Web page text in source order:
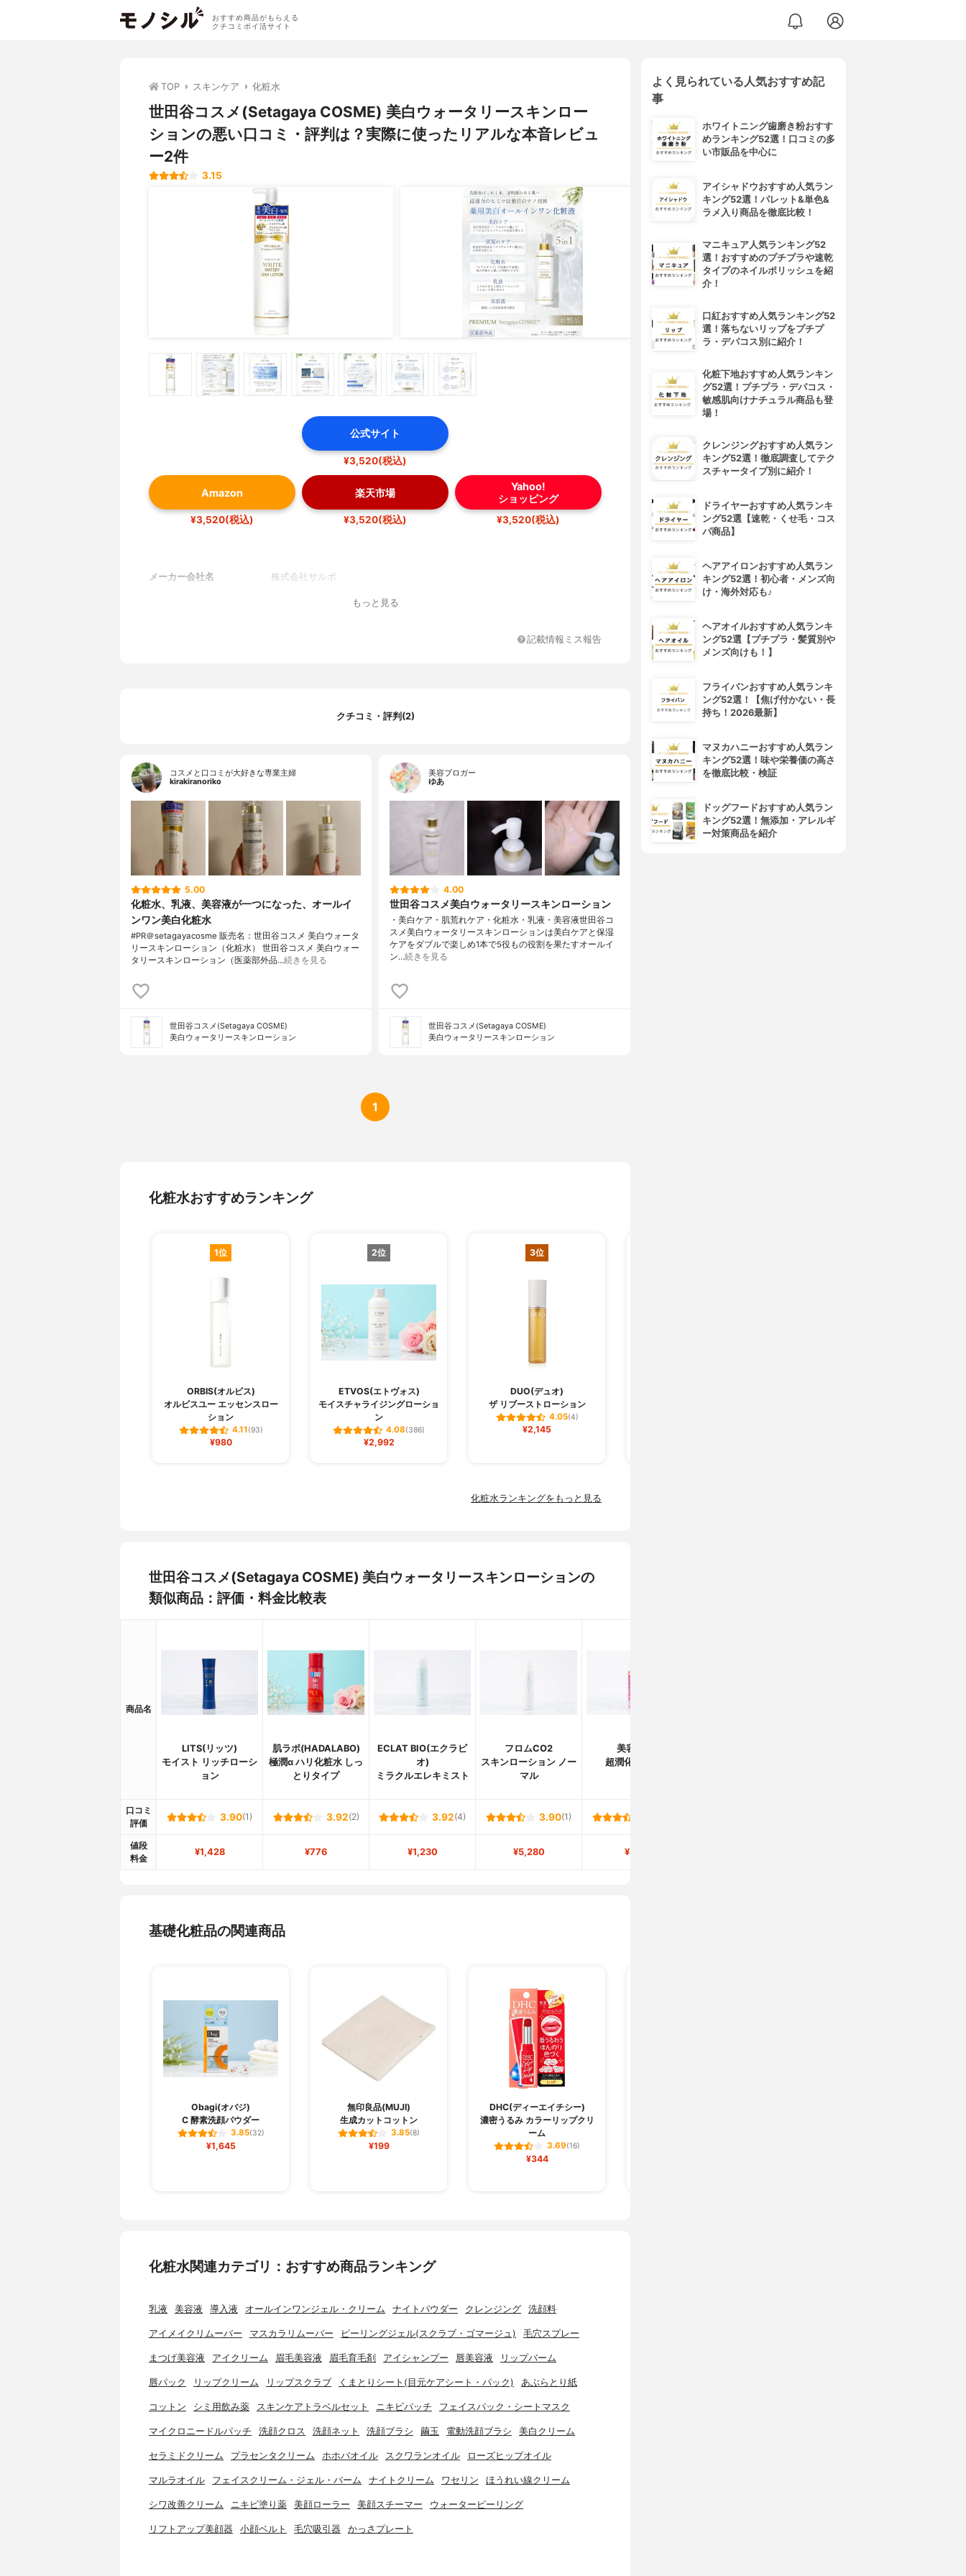
おすすめ商品がもらえる
クチコミポイ活サイト
TOP スキンケア 化粧水
世田谷コスメ(Setagaya COSME) 美白ウォータリースキンロー
ションの悪い口コミ・評判は？実際に使ったリアルな本音レビュ
ー2件
3.15
公式サイト
¥3,520(税込)
Amazon
¥3,520(税込)
楽天市場
¥3,520(税込)
Yahoo!
ショッピング
¥3,520(税込)
メーカー会社名 株式会社サルボ
もっと見る
記載情報ミス報告
クチコミ・評判(2)
コスメと口コミが大好きな専業主婦
kirakiranoriko
5.00
化粧水、乳液、美容液が一つになった、オールイ
ンワン美白化粧水
#PR＠setagayacosme 販売名：世田谷コスメ 美白ウォータ
リースキンローション（化粧水） 世田谷コスメ 美白ウォー
タリースキンローション（医薬部外品…続きを見る
世田谷コスメ(Setagaya COSME)
美白ウォータリースキンローション
美容ブロガー
ゆあ
4.00
世田谷コスメ美白ウォータリースキンローション
・美白ケア・肌荒れケア・化粧水・乳液・美容液世田谷コ
スメ美白ウォータリースキンローションは美白ケアと保湿
ケアをダブルで楽しめ1本で5役もの役割を果たすオールイ
ン…続きを見る
世田谷コスメ(Setagaya COSME)
美白ウォータリースキンローション
1
化粧水おすすめランキング
1位
ORBIS(オルビス)
オルビスユー エッセンスロー
ション
4.11(93)
¥980
2位
ETVOS(エトヴォス)
モイスチャライジングローショ
ン
4.08(386)
¥2,992
3位
DUO(デュオ)
ザ リブーストローション
4.05(4)
¥2,145
化粧水ランキングをもっと見る
世田谷コスメ(Setagaya COSME) 美白ウォータリースキンローションの
類似商品：評価・料金比較表
商品名
LITS(リッツ)
モイスト リッチローシ
ョン
肌ラボ(HADALABO)
極潤α ハリ化粧水 しっ
とりタイプ
ECLAT BIO(エクラビ
オ)
ミラクルエレキミスト
フロムCO2
スキンローション ノー
マル
美容原液
超潤化粧水AP
口コミ
評価
3.90(1) 3.92(2) 3.92(4) 3.90(1)
値段
料金
¥1,428 ¥776 ¥1,230 ¥5,280 ¥316
基礎化粧品の関連商品
Obagi(オバジ)
C 酵素洗顔パウダー
3.85(32)
¥1,645
無印良品(MUJI)
生成カットコットン
3.85(8)
¥199
DHC(ディーエイチシー)
濃密うるみ カラーリップクリ
ーム
3.69(16)
¥344
化粧水関連カテゴリ：おすすめ商品ランキング
乳液 美容液 導入液 オールインワンジェル・クリーム ナイトパウダー クレンジング 洗顔料
アイメイクリムーバー マスカラリムーバー ピーリングジェル(スクラブ・ゴマージュ) 毛穴スプレー
まつげ美容液 アイクリーム 眉毛美容液 眉毛育毛剤 アイシャンプー 唇美容液 リップバーム
唇パック リップクリーム リップスクラブ くまとりシート(目元ケアシート・パック) あぶらとり紙
コットン シミ用飲み薬 スキンケアトラベルセット ニキビパッチ フェイスパック・シートマスク
マイクロニードルパッチ 洗顔クロス 洗顔ネット 洗顔ブラシ 繭玉 電動洗顔ブラシ 美白クリーム
セラミドクリーム プラセンタクリーム ホホバオイル スクワランオイル ローズヒップオイル
マルラオイル フェイスクリーム・ジェル・バーム ナイトクリーム ワセリン ほうれい線クリーム
シワ改善クリーム ニキビ塗り薬 美顔ローラー 美顔スチーマー ウォーターピーリング
リフトアップ美顔器 小顔ベルト 毛穴吸引器 かっさプレート
よく見られている人気おすすめ記
事
ホワイトニング歯磨き粉おすす
めランキング52選！口コミの多
い市販品を中心に
アイシャドウおすすめ人気ラン
キング52選！パレット&単色&
ラメ入り商品を徹底比較！
マニキュア人気ランキング52
選！おすすめのプチプラや速乾
タイプのネイルポリッシュを紹
介！
口紅おすすめ人気ランキング52
選！落ちないリップをプチプ
ラ・デパコス別に紹介！
化粧下地おすすめ人気ランキン
グ52選！プチプラ・デパコス・
敏感肌向けナチュラル商品も登
場！
クレンジングおすすめ人気ラン
キング52選！徹底調査してテク
スチャータイプ別に紹介！
ドライヤーおすすめ人気ランキ
ング52選【速乾・くせ毛・コス
パ商品】
ヘアアイロンおすすめ人気ラン
キング52選！初心者・メンズ向
け・海外対応も♪
ヘアオイルおすすめ人気ランキ
ング52選【プチプラ・髪質別や
メンズ向けも！】
フライパンおすすめ人気ランキ
ング52選！【焦げ付かない・長
持ち！2026最新】
マヌカハニーおすすめ人気ラン
キング52選！味や栄養価の高さ
を徹底比較・検証
ドッグフードおすすめ人気ラン
キング52選！無添加・アレルギ
ー対策商品を紹介